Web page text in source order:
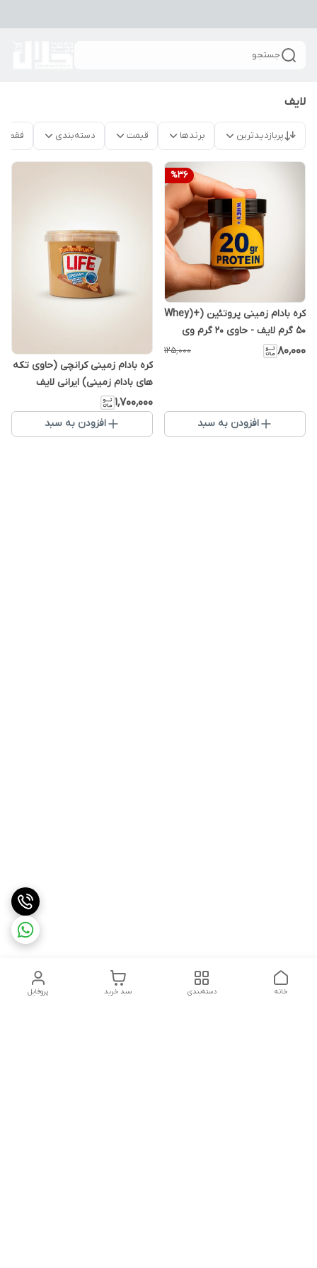
جستجو
لایف
پربازدیدترین برندها قیمت دسته‌بندی فقط
%36
کره بادام زمینی پروتئین (+Whey)
50 گرم لایف - حاوی 20 گرم وی
۸۰٬۰۰۰ ۱۲۵٬۰۰۰
افزودن به سبد
کره بادام زمینی کرانچی (حاوی تکه
های بادام زمینی) ایرانی لایف
استایل سه کیلویی - بدون گلوتن
ارگانیک
۱٬۷۰۰٬۰۰۰
افزودن به سبد
پروفایل سبد خرید دسته‌بندی خانه